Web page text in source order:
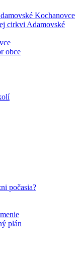
Kochanovce
cirkvi Adamovské
obce
počasia?
plán